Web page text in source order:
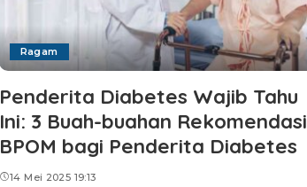
Ragam
Penderita Diabetes Wajib Tahu
Ini: 3 Buah-buahan Rekomendasi
BPOM bagi Penderita Diabetes
14 Mei 2025 19:13